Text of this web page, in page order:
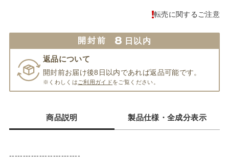
転売に関するご注意
開封前 8 日以内
返品について
開封前お届け後8日以内であれば返品可能です。
※くわしくは ご利用ガイドをご覧ください。
商品説明 製品仕様・全成分表示
--------------------------